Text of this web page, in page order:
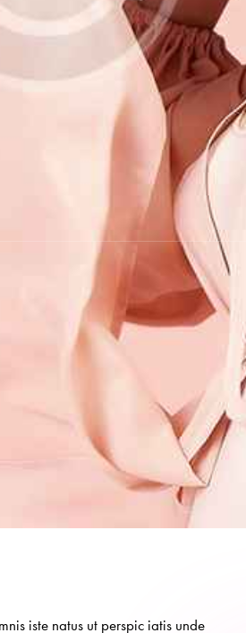
iste natus ut perspic iatis unde